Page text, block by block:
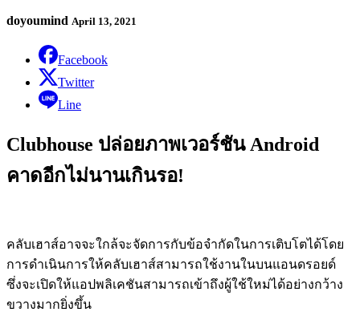
doyoumind April 13, 2021
Facebook
Twitter
Line
Clubhouse ปล่อยภาพเวอร์ชัน Android
คาดอีกไม่นานเกินรอ!
คลับเฮาส์อาจจะใกล้จะจัดการกับข้อจำกัดในการเติบโตได้โดย
การดำเนินการให้คลับเฮาส์สามารถใช้งานในบนแอนดรอยด์
ซึ่งจะเปิดให้แอปพลิเคชันสามารถเข้าถึงผู้ใช้ใหม่ได้อย่างกว้าง
ขวางมากยิ่งขึ้น